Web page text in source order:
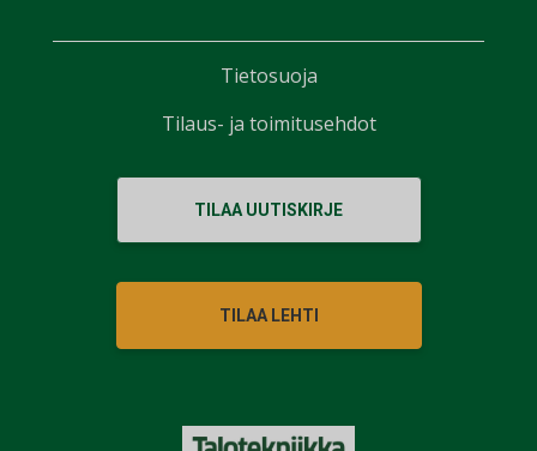
TILAA UUTISKIRJE
TILAA LEHTI
Tietosuoja
Tilaus- ja toimitusehdot